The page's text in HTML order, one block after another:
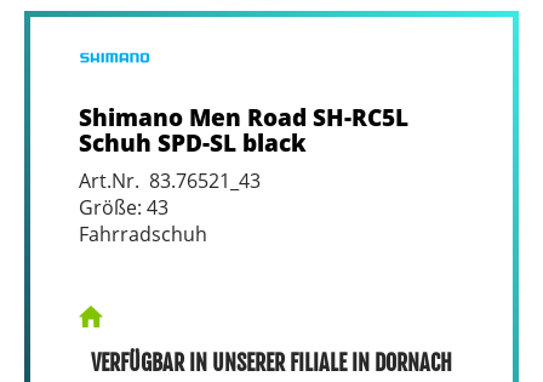
Shimano Men Road SH-RC5L
Schuh SPD-SL black
Art.Nr. 83.76521_43
Größe: 43
Fahrradschuh
VERFÜGBAR IN UNSERER FILIALE IN DORNACH